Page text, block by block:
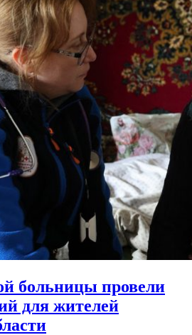
больницы провели
для жителей